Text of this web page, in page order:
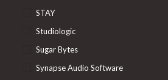
STAY
Studiologic
Sugar Bytes
Synapse Audio Software